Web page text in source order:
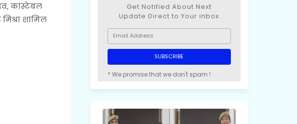
कांस्टेबल
शामिल
Get Notified About Next
Update Direct to Your inbox
* We promise that we don't spam !